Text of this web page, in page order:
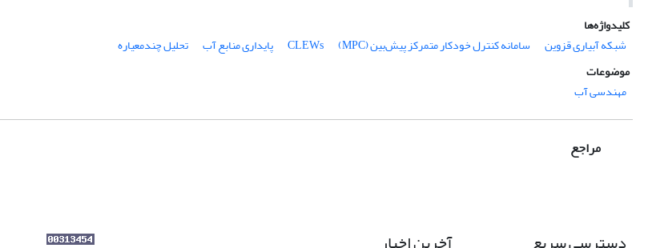
کلیدواژه‌ها
شبکه آبیاری قزوین
سامانه کنترل خودکار متمرکز پیش‌بین (MPC) CLEWs پایداری منابع آب
تحلیل چندمعیاره
موضوعات
مهندسی آب
مراجع